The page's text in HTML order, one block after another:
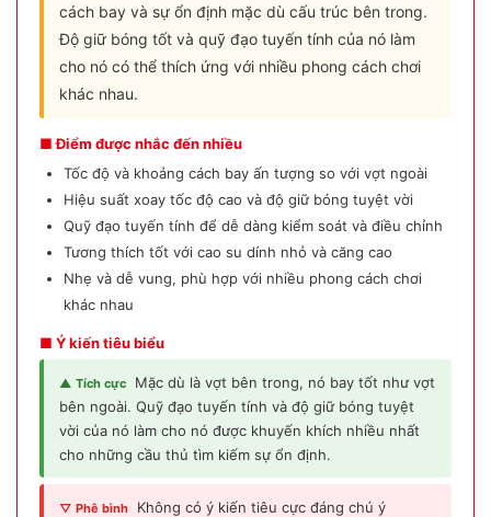
cách bay và sự ổn định mặc dù cấu trúc bên trong.
Độ giữ bóng tốt và quỹ đạo tuyến tính của nó làm
cho nó có thể thích ứng với nhiều phong cách chơi
khác nhau.
■ Điểm được nhắc đến nhiều
Tốc độ và khoảng cách bay ấn tượng so với vợt ngoài
Hiệu suất xoay tốc độ cao và độ giữ bóng tuyệt vời
Quỹ đạo tuyến tính để dễ dàng kiểm soát và điều chỉnh
Tương thích tốt với cao su dính nhỏ và căng cao
Nhẹ và dễ vung, phù hợp với nhiều phong cách chơi
khác nhau
■ Ý kiến tiêu biểu
▲ Tích cực
Mặc dù là vợt bên trong, nó bay tốt như vợt
bên ngoài. Quỹ đạo tuyến tính và độ giữ bóng tuyệt
vời của nó làm cho nó được khuyến khích nhiều nhất
cho những cầu thủ tìm kiếm sự ổn định.
▽ Phê bình Không có ý kiến tiêu cực đáng chú ý